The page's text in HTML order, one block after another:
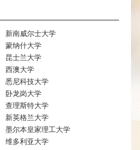
新南威尔士大学
蒙纳什大学
昆士兰大学
西澳大学
悉尼科技大学
卧龙岗大学
查理斯特大学
新英格兰大学
墨尔本皇家理工大学
维多利亚大学